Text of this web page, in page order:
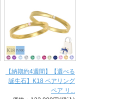
【納期約4週間】【選べる
誕生石】K18 ペアリング
ペア リ...